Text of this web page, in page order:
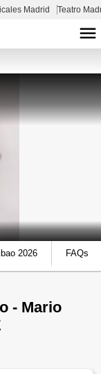
Madrid Teatro
2026 FAQs
- Mario